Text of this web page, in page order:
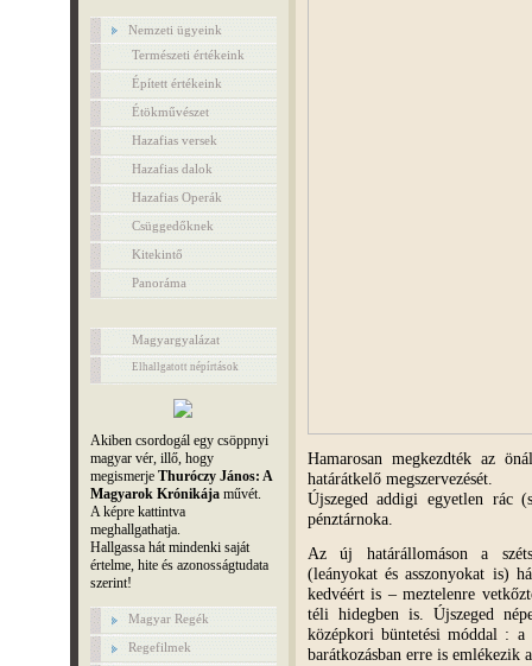
Nemzeti ügyeink
Természeti értékeink
Épített értékeink
Étökművészet
Hazafias versek
Hazafias dalok
Hazafias Operák
Csüggedőknek
Kitekintő
Panoráma
Magyargyalázat
Elhallgatott népírtások
Akiben csordogál egy csöppnyi
magyar vér, illő, hogy
megismerje Thuróczy János: A
Magyarok Krónikájaművét.
A képre kattintva
meghallgathatja.
Hallgassa hát mindenki saját
értelme, hite és azonosságtudata
szerint!
Magyar Regék
Regefilmek
Hamarosan megkezdték az
határátkelő megszervezését.
Újszeged addigi egyetlen rác
pénztárnoka.
Az új határállomáson a
(leányokat és asszonyokat is)
kedvéért is – meztelenre
téli hidegben is. Újszeged
középkori büntetési móddal :
barátkozásban erre is emlékezik